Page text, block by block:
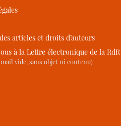
articles et droits d’auteurs
à la Lettre électronique de la RdR
vide, sans objet ni contenu)